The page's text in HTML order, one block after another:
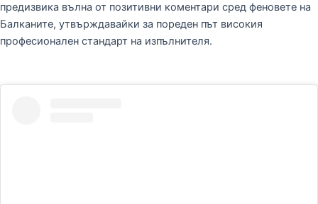
предизвика вълна от позитивни коментари сред феновете на
Балканите, утвърждавайки за пореден път високия
професионален стандарт на изпълнителя.